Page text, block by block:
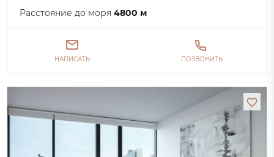
Расстояние до моря4800 м
НАПИСАТЬ ПОЗВОНИТЬ